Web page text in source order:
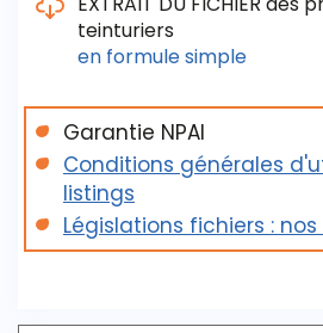
Les critères de sélection / de
- La raison sociale / Le Siret /
commerce
- Le nom du responsable du
- L´adresse, le téléphone, le fax
- Le statut juridique
- La CSP : commerçant
teinturiers
en formulesimple
Les critères de sélection / de
- La raison sociale ( voire le
dirigeant quand renseigné)
- L´adresse, le téléphone, le
Garantie NPAI
Conditions générales
listings
Législations fichiers :